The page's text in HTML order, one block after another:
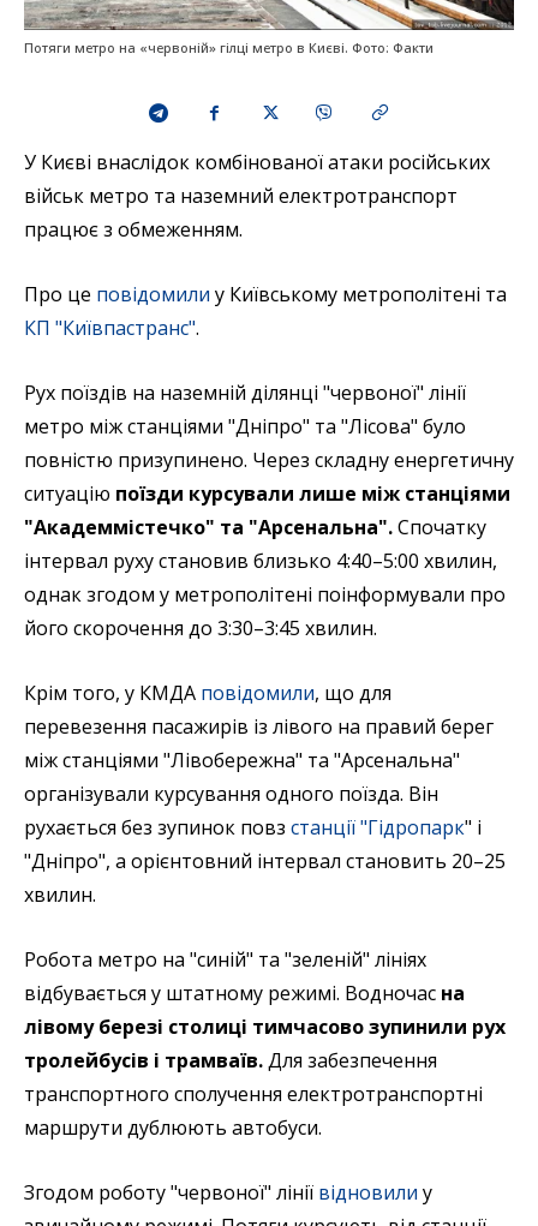
Потяги метро на «червоній» гілці метро в Києві. Фото: Факти
У Києві внаслідок комбінованої атаки російських
військ метро та наземний електротранспорт
працює з обмеженням.
Про це повідомили у Київському метрополітені та
КП "Київпастранс".
Рух поїздів на наземній ділянці "червоної" лінії
метро між станціями "Дніпро" та "Лісова" було
повністю призупинено. Через складну енергетичну
ситуацію поїзди курсували лише між станціями
"Академмістечко" та "Арсенальна".Спочатку
інтервал руху становив близько 4:40–5:00 хвилин,
однак згодом у метрополітені поінформували про
його скорочення до 3:30–3:45 хвилин.
Крім того, у КМДА повідомили, що для
перевезення пасажирів із лівого на правий берег
між станціями "Лівобережна" та "Арсенальна"
організували курсування одного поїзда. Він
рухається без зупинок повз станції "Гідропарк" і
"Дніпро", а орієнтовний інтервал становить 20–25
хвилин.
Робота метро на "синій" та "зеленій" лініях
відбувається у штатному режимі. Водночас на
лівому березі столиці тимчасово зупинили рух
тролейбусів і трамваїв.Для забезпечення
транспортного сполучення електротранспортні
маршрути дублюють автобуси.
Згодом роботу "червоної" лінії відновили у